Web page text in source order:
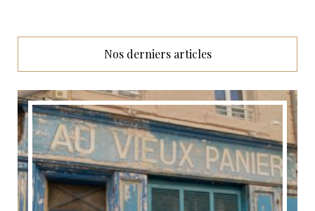
Nos derniers articles